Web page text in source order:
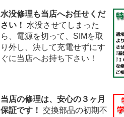
水没修理も当店へお任せくだ
さい！ 水没させてしまった
ら、電源を切って、SIMを取
り外し、決して充電せずにす
ぐに当店へお持ち下さい！
当店の修理は、安心の３ヶ月
保証です！交換部品の初期不